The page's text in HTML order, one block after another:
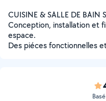
CUISINE & SALLE DE BAIN
Conception, installation et
espace.
Des piéces fonctionnelles